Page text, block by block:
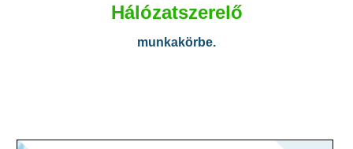
Hálózatszerelő
munkakörbe.